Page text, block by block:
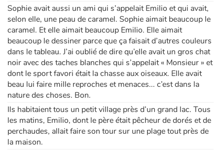
Sophie avait aussi un ami qui s’appelait Emilio et qui avait,
selon elle, une peau de caramel. Sophie aimait beaucoup le
caramel. Et elle aimait beaucoup Emilio. Elle aimait
beaucoup le dessiner parce que ça faisait d’autres couleurs
dans le tableau. J’ai oublié de dire qu’elle avait un gros chat
noir avec des taches blanches qui s’appelait « Monsieur » et
dont le sport favori était la chasse aux oiseaux. Elle avait
beau lui faire mille reproches et menaces... c’est dans la
nature des choses. Bon.
Ils habitaient tous un petit village près d’un grand lac. Tous
les matins, Emilio, dont le père était pêcheur de dorés et de
perchaudes, allait faire son tour sur une plage tout près de
la maison.